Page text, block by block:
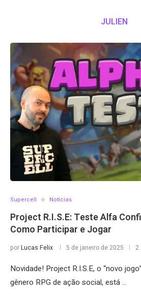
JULIEN
Supercell Notícias
Project R.I.S.E: Teste Alfa
Como Participar e Jogar
porLucas Felix 5 de janeiro de 2025 2
Novidade! Project R.I.S.E, o “novo
gênero RPG de ação social, está …